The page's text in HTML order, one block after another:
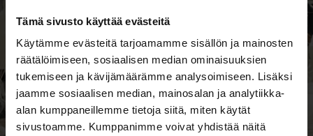
Tämä sivusto käyttää evästeitä
Käytämme evästeitä tarjoamamme sisällön ja mainosten
räätälöimiseen, sosiaalisen median ominaisuuksien
tukemiseen ja kävijämäärämme analysoimiseen. Lisäksi
jaamme sosiaalisen median, mainosalan ja analytiikka-
alan kumppaneillemme tietoja siitä, miten käytät
sivustoamme. Kumppanimme voivat yhdistää näitä